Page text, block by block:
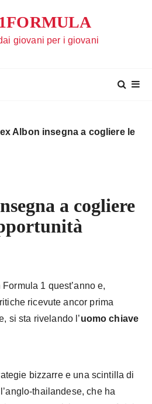
giovani per i giovani
Albon insegna a cogliere le
a cogliere
1 quest’anno e,
ricevute ancor prima
si sta rivelando l’uomo chiave
bizzarre e una scintilla di
thailandese, che ha